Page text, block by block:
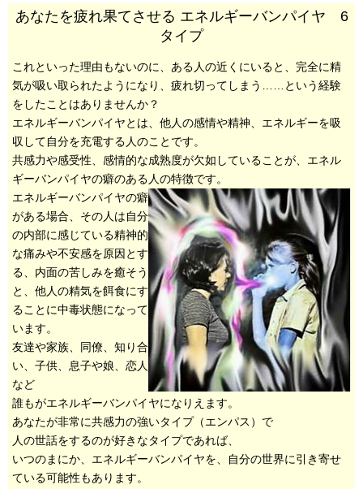
あなたを疲れ果てさせる エネルギーバンパイヤ 6
タイプ
これといった理由もないのに、ある人の近くにいると、完全に精
気が吸い取られたようになり、疲れ切ってしまう……という経験
をしたことはありませんか？
エネルギーバンパイヤとは、他人の感情や精神、エネルギーを吸
収して自分を充電する人のことです。
共感力や感受性、感情的な成熟度が欠如していることが、エネル
ギーバンパイヤの癖のある人の特徴です。
エネルギーバンパイヤの癖
がある場合、その人は自分
の内部に感じている精神的
な痛みや不安感を原因とす
る、内面の苦しみを癒そう
と、他人の精気を餌食にす
ることに中毒状態になって
います。
友達や家族、同僚、知り合
い、子供、息子や娘、恋人
など
誰もがエネルギーバンパイヤになりえます。
あなたが非常に共感力の強いタイプ（エンパス）で
人の世話をするのが好きなタイプであれば、
いつのまにか、エネルギーバンパイヤを、自分の世界に引き寄せ
ている可能性もあります。